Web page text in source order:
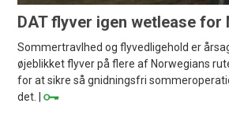
DAT flyver igen wetlease for
Sommertravlhed og flyvedligehold er
øjeblikket flyver på flere af Norwegians
for at sikre så gnidningsfri
det. |